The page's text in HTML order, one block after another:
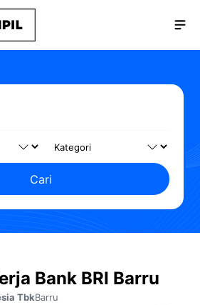
Cari
Bank BRI Barru
TbkBarru